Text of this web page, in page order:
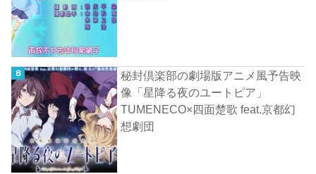
秘封倶楽部の劇場版アニメ風予告映
像「星降る夜のユートピア」
TUMENECO×四面楚歌 feat.京都幻
想劇団